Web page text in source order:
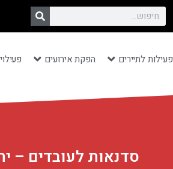
פעילות לתיירים הפקת אירועים
סדנאות לעובדים –